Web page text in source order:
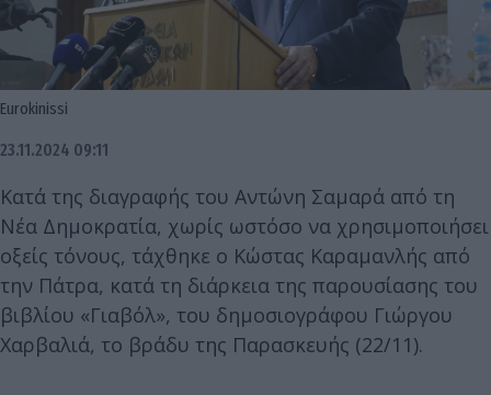
Eurokinissi
23.11.2024 09:11
Κατά της διαγραφής του Αντώνη Σαμαρά από τη
Νέα Δημοκρατία, χωρίς ωστόσο να χρησιμοποιήσει
οξείς τόνους, τάχθηκε ο Κώστας Καραμανλής από
την Πάτρα, κατά τη διάρκεια της παρουσίασης του
βιβλίου «Γιαβόλ», του δημοσιογράφου Γιώργου
Χαρβαλιά, το βράδυ της Παρασκευής (22/11).